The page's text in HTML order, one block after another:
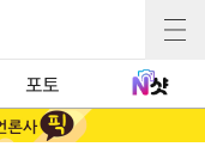
포토